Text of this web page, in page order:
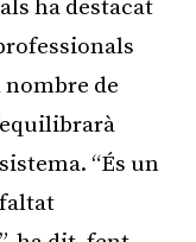
ha destacat
nombre de
“És un